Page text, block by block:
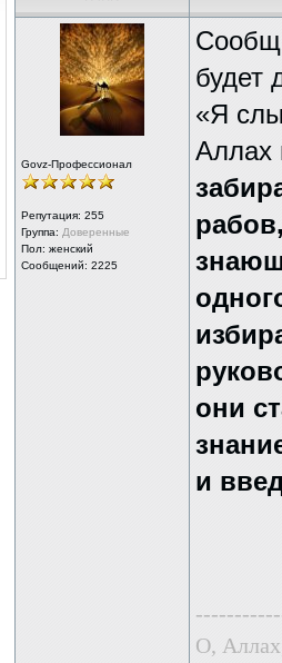
Govz-Профессионал
Репутация: 255
Группа: Доверенные
Пол: женский
Сообщений: 2225
будет
«Я
Аллах
они
и
О,